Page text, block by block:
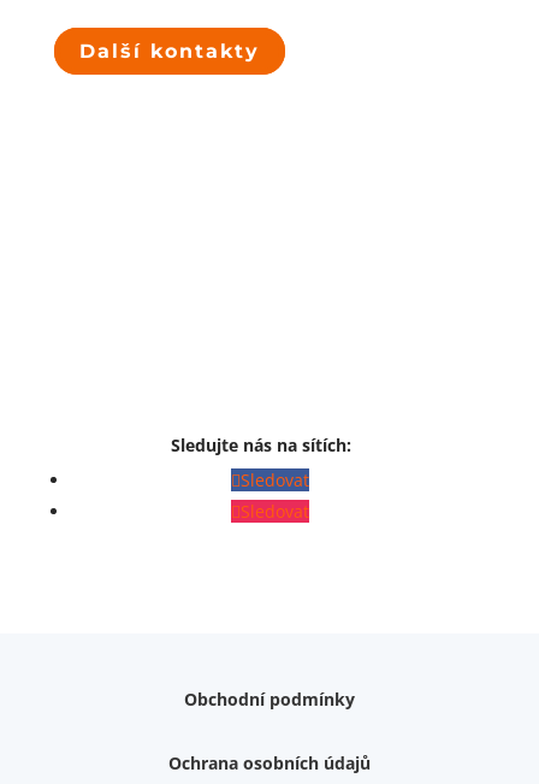
Další kontakty
Sledujte nás na sítích:
Sledovat
Sledovat
Obchodní podmínky
Ochrana osobních údajů